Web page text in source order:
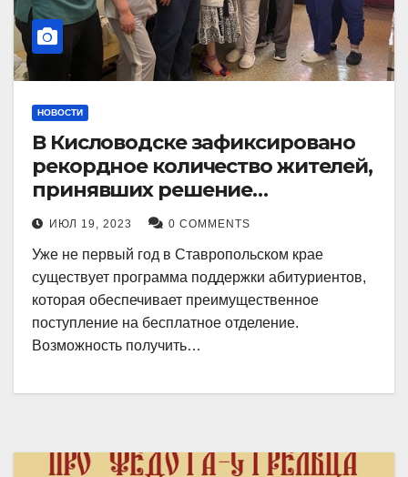
НОВОСТИ
В Кисловодске зафиксировано
рекордное количество жителей,
принявших решение
воспользоваться
установленными мерами, с
целью поступления в
медицинский вуз в районе.
ИЮЛ 19, 2023 0 COMMENTS
Уже не первый год в Ставропольском крае
существует программа поддержки абитуриентов,
которая обеспечивает преимущественное
поступление на бесплатное отделение.
Возможность получить…